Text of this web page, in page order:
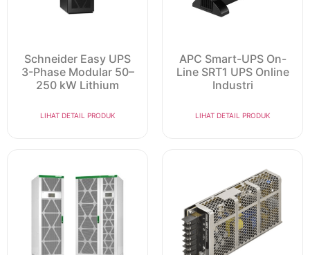
Schneider Easy UPS
3-Phase Modular 50–
250 kW Lithium
LIHAT DETAIL PRODUK
APC Smart-UPS On-
Line SRT1 UPS Online
Industri
LIHAT DETAIL PRODUK